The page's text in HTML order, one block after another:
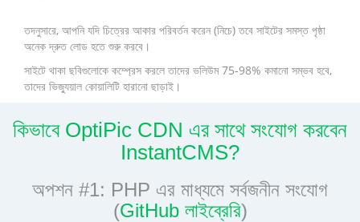
তদনুসারে, আপনি যদি চিত্রের আকার পরিবর্তন করেন (নিচে) তবে সাইটের সমস্ত পৃষ্ঠা
অনেক দ্রুত লোড হতে শুরু করবে।
সাইটে থাকা ছবিগুলোকে কম্প্রেস করলে তাদের ভলিউম 75-98% কমানো সম্ভব হবে,
তাদের ভিজ্যুয়াল কোয়ালিটি হারানো ছাড়াই।
কিভাবে OptiPic CDN এর সাথে সংযোগ করবেন
InstantCMS?
অপশন #1: PHP এর মাধ্যমে সর্বজনীন সংযোগ
(GitHub লাইব্রেরি)